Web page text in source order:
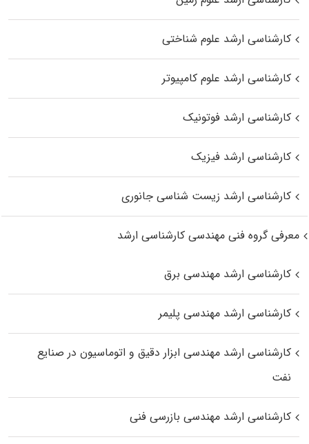
کارشناسی ارشد علوم شناختی
کارشناسی ارشد علوم کامپیوتر
کارشناسی ارشد فوتونیک
کارشناسی ارشد فیزیک
کارشناسی ارشد زیست‌ شناسی جانوری
معرفی گروه فنی مهندسی کارشناسی ارشد
کارشناسی ارشد مهندسی برق
کارشناسی ارشد مهندسی پلیمر
کارشناسی ارشد مهندسی ابزار دقیق و اتوماسیون در صنایع
نفت
کارشناسی ارشد مهندسی بازرسی فنی